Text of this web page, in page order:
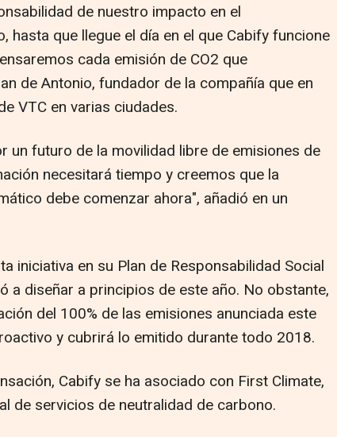
de nuestro impacto en el
hasta que llegue el día en el que Cabify funcione
cada emisión de CO2 que
de Antonio, fundador de la compañía que en
VTC en varias ciudades.
un futuro de la movilidad libre de emisiones de
necesitará tiempo y creemos que la
debe comenzar ahora", añadió en un
iniciativa en su Plan de Responsabilidad Social
a diseñar a principios de este año. No obstante,
del 100% de las emisiones anunciada este
y cubrirá lo emitido durante todo 2018.
Cabify se ha asociado con First Climate,
de servicios de neutralidad de carbono.